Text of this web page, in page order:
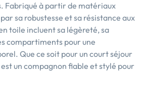
Fabriqué à partir de matériaux
sa robustesse et sa résistance aux
toile incluent sa légèreté, sa
compartiments pour une
Que ce soit pour un court séjour
un compagnon fiable et stylé pour